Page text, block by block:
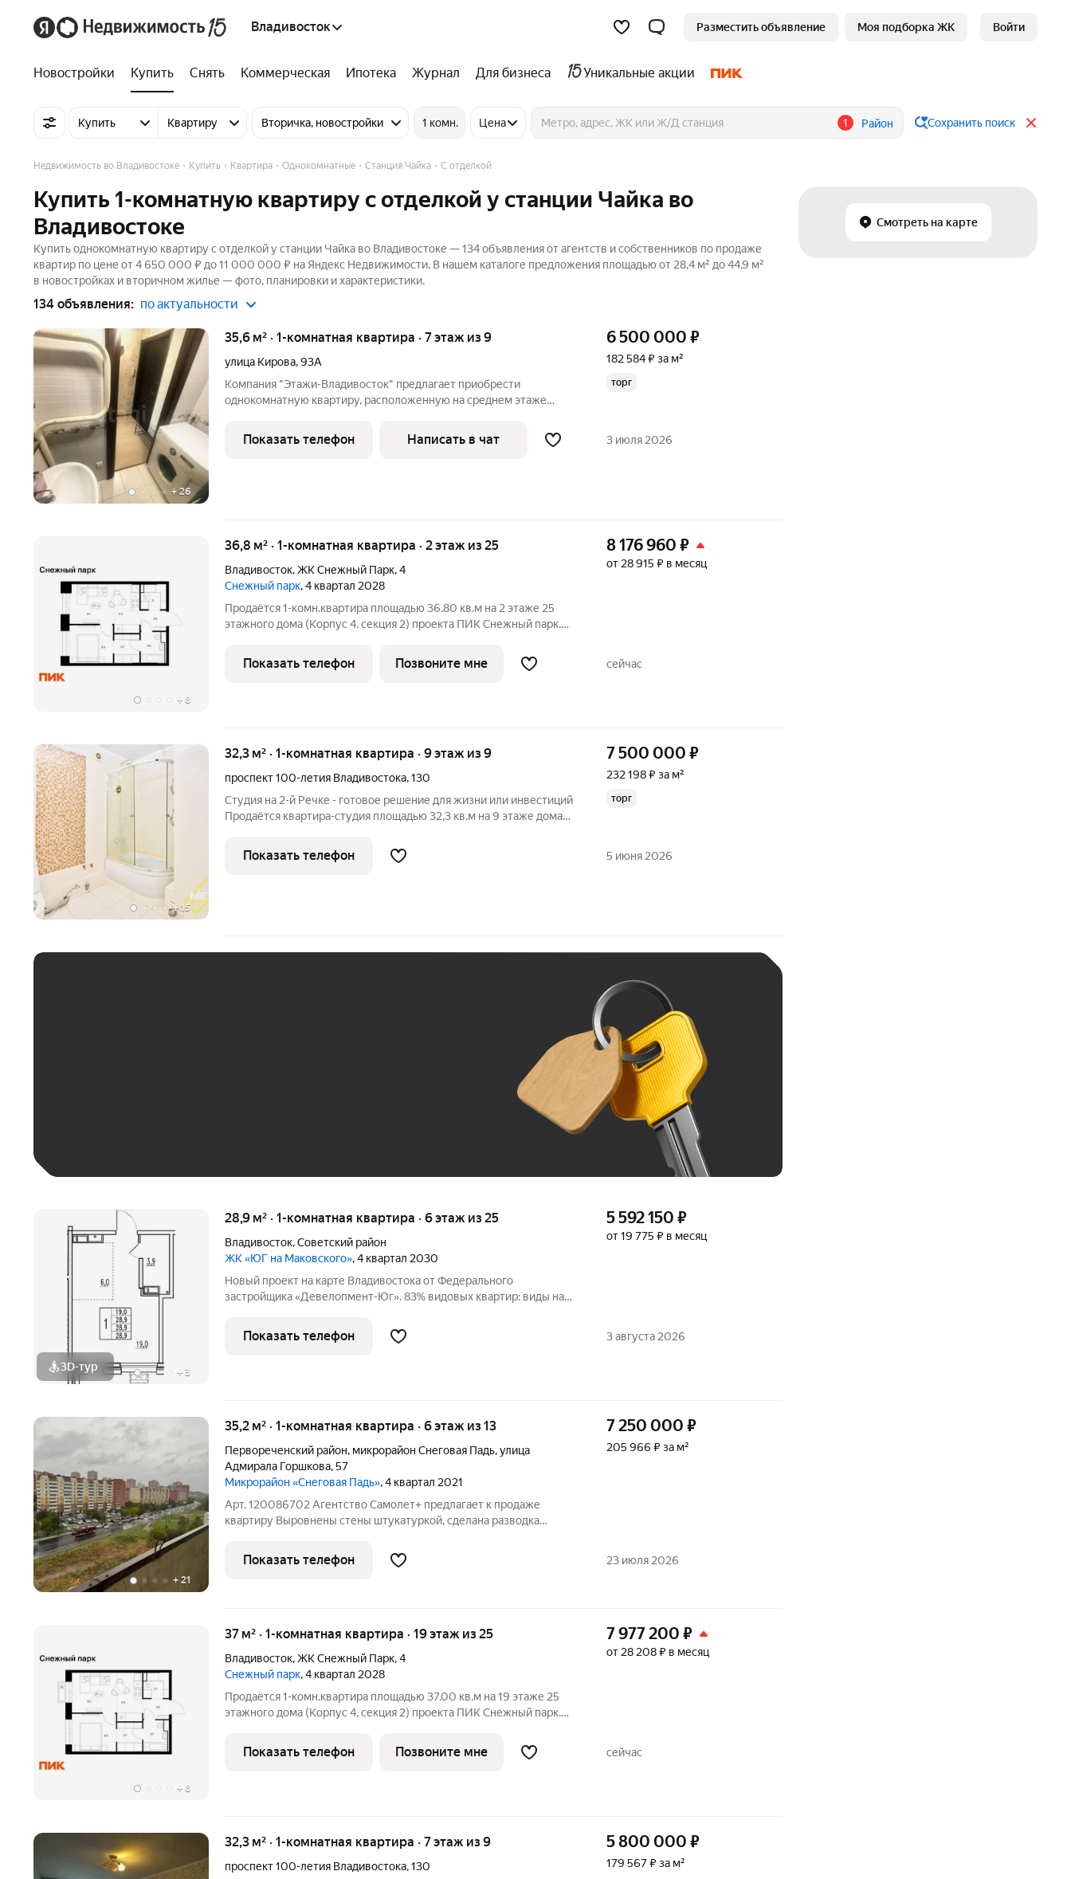
Владивосток Разместить объявление Моя подборка ЖК Войти
Новостройки Купить Снять Коммерческая Ипотека Журнал Для бизнеса Уникальные акции
Купить Квартиру Вторичка, новостройки 1 комн. Цена 1 Район Сохранить поиск
Смотреть на карте
Недвижимость во Владивостоке Купить Квартира Однокомнатные Станция Чайка С отделкой
Купить 1-комнатную квартиру с отделкой у станции Чайка во
Владивостоке
Купить однокомнатную квартиру с отделкой у станции Чайка во Владивостоке — 134 объявления от агентств и собственников по продаже
квартир по цене от 4 650 000 ₽ до 11 000 000 ₽ на Яндекс Недвижимости. В нашем каталоге предложения площадью от 28,4 м² до 44,9 м²
в новостройках и вторичном жилье — фото, планировки и характеристики.
134 объявления: по актуальности
+ 26
35,6 м² · 1-комнатная квартира · 7 этаж из 9
улица Кирова,93А
Компания "Этажи-Владивосток" предлагает приобрести
однокомнатную квартиру, расположенную на среднем этаже
спальном зеленом районе, вблизи моря. Квартира очень теплая,
солнечная, уютная.
6 500 000 ₽
182 584 ₽ за м²
торг
Показать телефон Написать в чат 3 июля 2026
+ 8
36,8 м² · 1-комнатная квартира · 2 этаж из 25
Владивосток,ЖК Снежный Парк,4
Снежный парк, 4 квартал 2028
Продаётся 1-комн.квартира площадью 36.80 кв.м на 2 этаже 25
этажного дома (Корпус 4, секция 2) проекта ПИК Снежный парк.
планировка, большие окна, с отделкой. Жилой квартал «Снежный
парк»
8 176 960 ₽
от 28 915 ₽ в месяц
Показать телефон Позвоните мне сейчас
+15
32,3 м² · 1-комнатная квартира · 9 этаж из 9
проспект 100-летия Владивостока,130
Студия на 2-й Речке - готовое решение для жизни или инвестиций
Продаётся квартира-студия площадью 32,3 кв.м на 9 этаже дома
Квартира с функциональной планировкой и окнами на восточную
7 500 000 ₽
232 198 ₽ за м²
торг
Показать телефон 5 июня 2026
3D-тур + 3
28,9 м² · 1-комнатная квартира · 6 этаж из 25
Владивосток,Советский район
ЖК «ЮГ на Маковского», 4 квартал 2030
Новый проект на карте Владивостока от Федерального
застройщика «Девелопмент-Юг». 83% видовых квартир: виды на
двор с прогулочным бульваром, смотровой площадкой,
спортивными зонами,
5 592 150 ₽
от 19 775 ₽ в месяц
Показать телефон 3 августа 2026
+ 21
35,2 м² · 1-комнатная квартира · 6 этаж из 13
Первореченский район, микрорайон Снеговая Падь,улица
Адмирала Горшкова,57
Микрорайон «Снеговая Падь», 4 квартал 2021
Арт. 120086702 Агентство Самолет+ предлагает к продаже
квартиру Выровнены стены штукатуркой, сделана разводка
из ГВЛ, в комнате подготовлены подвесы под потолок, сделана
маленькая
7 250 000 ₽
205 966 ₽ за м²
Показать телефон 23 июля 2026
+ 8
37 м² · 1-комнатная квартира · 19 этаж из 25
Владивосток,ЖК Снежный Парк,4
Снежный парк, 4 квартал 2028
Продаётся 1-комн.квартира площадью 37.00 кв.м на 19 этаже 25
этажного дома (Корпус 4, секция 2) проекта ПИК Снежный парк.
планировка, большие окна, с отделкой. Жилой квартал «Снежный
парк»
7 977 200 ₽
от 28 208 ₽ в месяц
Показать телефон Позвоните мне сейчас
32,3 м² · 1-комнатная квартира · 7 этаж из 9
проспект 100-летия Владивостока,130
5 800 000 ₽
179 567 ₽ за м²